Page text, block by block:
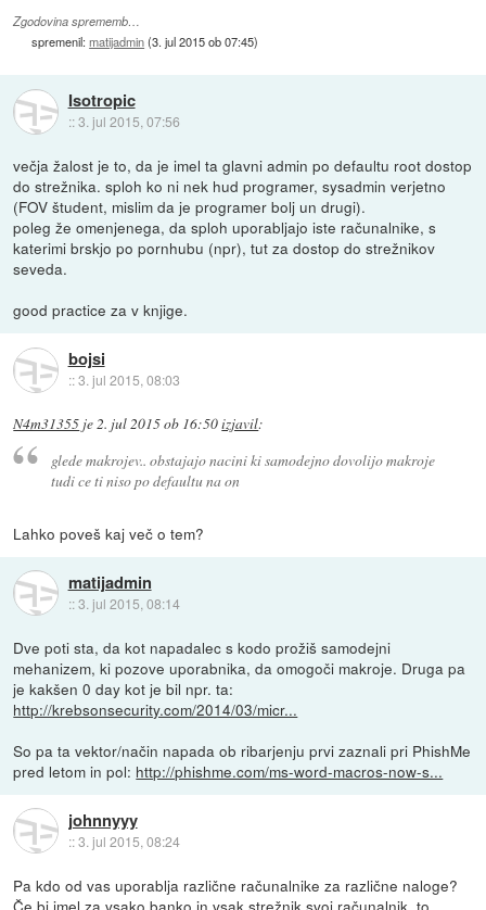
Zgodovina sprememb…
spremenil:matijadmin(3. jul 2015 ob 07:45)
Isotropic
::3. jul 2015, 07:56
večja žalost je to, da je imel ta glavni admin po defaultu root dostop
do strežnika. sploh ko ni nek hud programer, sysadmin verjetno
(FOV študent, mislim da je programer bolj un drugi).
poleg že omenjenega, da sploh uporabljajo iste računalnike, s
katerimi brskjo po pornhubu (npr), tut za dostop do strežnikov
seveda.
good practice za v knjige.
bojsi
::3. jul 2015, 08:03
N4m31355 je2. jul 2015 ob 16:50izjavil:
glede makrojev.. obstajajo nacini ki samodejno dovolijo makroje
tudi ce ti niso po defaultu na on
Lahko poveš kaj več o tem?
matijadmin
::3. jul 2015, 08:14
Dve poti sta, da kot napadalec s kodo prožiš samodejni
mehanizem, ki pozove uporabnika, da omogoči makroje. Druga pa
je kakšen 0 day kot je bil npr. ta:
http://krebsonsecurity.com/2014/03/micr...
So pa ta vektor/način napada ob ribarjenju prvi zaznali pri PhishMe
pred letom in pol: http://phishme.com/ms-word-macros-now-s...
johnnyyy
::3. jul 2015, 08:24
Pa kdo od vas uporablja različne računalnike za različne naloge?
Če bi imel za vsako banko in vsak strežnik svoj računalnik, to